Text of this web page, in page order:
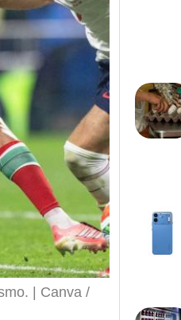
r
Canva /